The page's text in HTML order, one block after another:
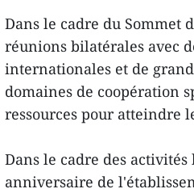
Dans le cadre du Sommet
réunions bilatérales avec
internationales et de
domaines de coopération
ressources pour atteindre
Dans le cadre des
anniversaire de